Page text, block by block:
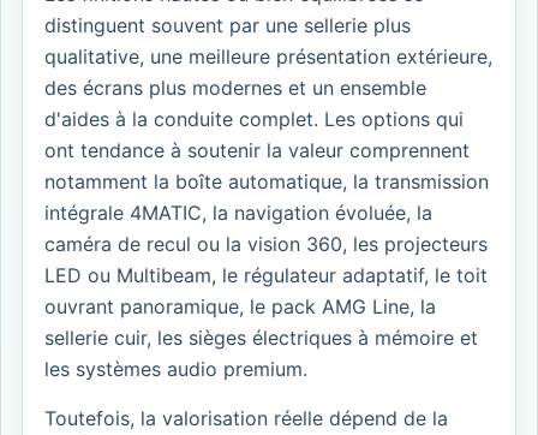
distinguent souvent par une sellerie plus
qualitative, une meilleure présentation extérieure,
des écrans plus modernes et un ensemble
d'aides à la conduite complet. Les options qui
ont tendance à soutenir la valeur comprennent
notamment la boîte automatique, la transmission
intégrale 4MATIC, la navigation évoluée, la
caméra de recul ou la vision 360, les projecteurs
LED ou Multibeam, le régulateur adaptatif, le toit
ouvrant panoramique, le pack AMG Line, la
sellerie cuir, les sièges électriques à mémoire et
les systèmes audio premium.
Toutefois, la valorisation réelle dépend de la